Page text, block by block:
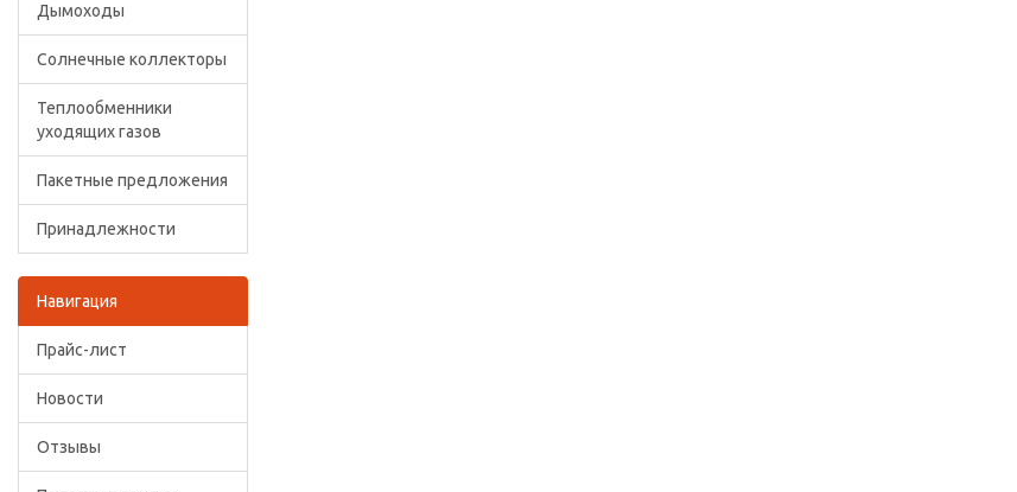
Дымоходы
Солнечные коллекторы
Теплообменники
уходящих газов
Пакетные предложения
Принадлежности
Навигация
Прайс-лист
Новости
Отзывы